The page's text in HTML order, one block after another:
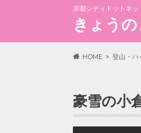
京都シティドットネッ
きょう
HOME 登山・ハ
豪雪の小